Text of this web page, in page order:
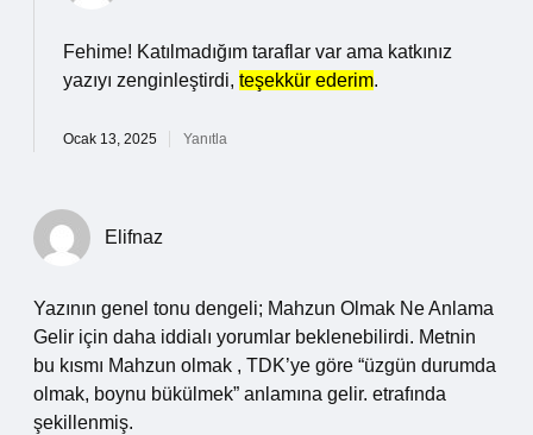
Fehime! Katılmadığım taraflar var ama katkınız
yazıyı zenginleştirdi, teşekkür ederim.
Ocak 13, 2025 Yanıtla
Elifnaz
Yazının genel tonu dengeli; Mahzun Olmak Ne Anlama
Gelir için daha iddialı yorumlar beklenebilirdi. Metnin
bu kısmı Mahzun olmak , TDK’ye göre “üzgün durumda
olmak, boynu bükülmek” anlamına gelir. etrafında
şekillenmiş.